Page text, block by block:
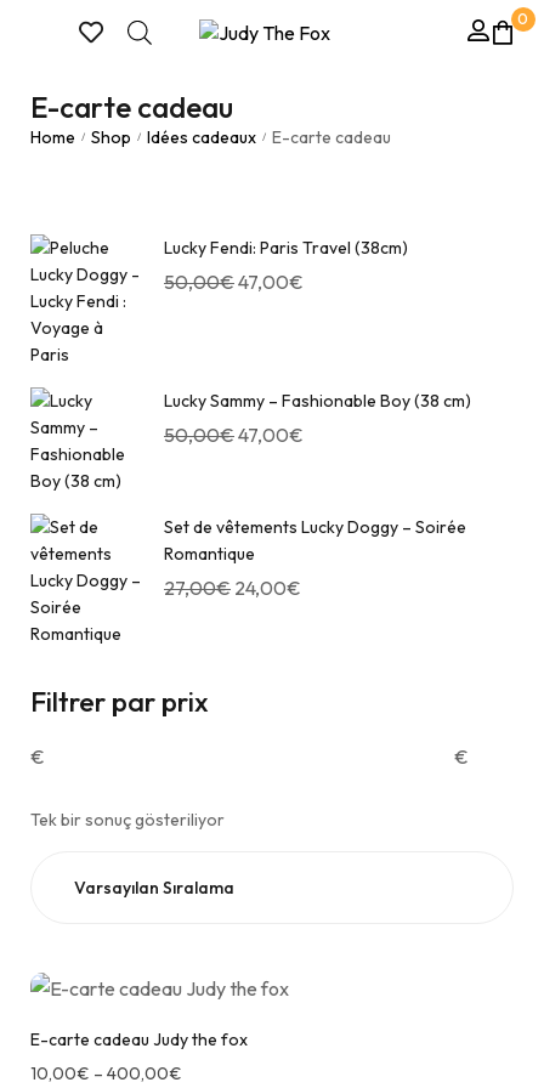
0
E-carte cadeau
Home / Shop / Idées cadeaux / E-carte cadeau
Lucky Fendi: Paris Travel (38cm)
50,00€47,00€
Lucky Sammy – Fashionable Boy (38 cm)
50,00€47,00€
Set de vêtements Lucky Doggy – Soirée
Romantique
27,00€ 24,00€
Filtrer par prix
€ €
Tek bir sonuç gösteriliyor
E-carte cadeau Judy the fox
10,00€ – 400,00€